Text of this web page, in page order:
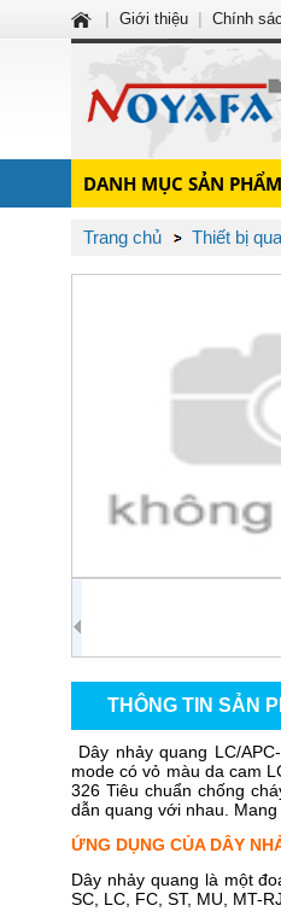
DANH MỤC SẢN PHẨM
Trang chủ Thiết bị
THÔNG TIN SẢN
Dây nhảy quang LC/
mode có vỏ màu da cam
326 Tiêu chuẩn chống
dẫn quang với nhau.
ỨNG DỤNG CỦA DÂY
Dây nhảy quang là một
SC, LC, FC, ST, MU, MT-
Giới thiệu Chính